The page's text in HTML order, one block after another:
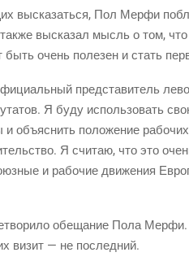
выска­зать­ся, Пол Мер­фи
выска­зал мысль о том,
быть очень поле­зен и стать
пред­ста­ви­тель
Я буду исполь­зо­вать
объ­яс­нить поло­же­ние
Я счи­таю, что это
и рабо­чие дви­же­ния
обе­ща­ние Пола Мер­фи.
визит — не последний.